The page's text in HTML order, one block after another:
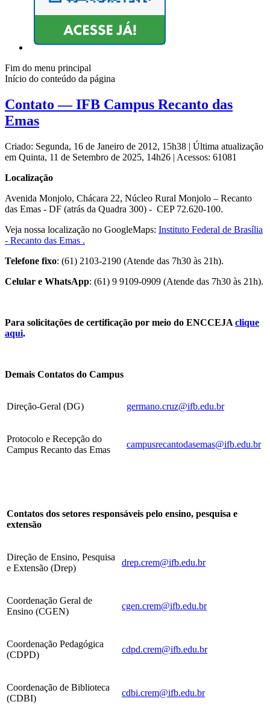
Fim do menu principal
Início do conteúdo da página
Contato — IFB Campus Recanto das
Emas
Criado: Segunda, 16 de Janeiro de 2012, 15h38 | Última atualização
em Quinta, 11 de Setembro de 2025, 14h26 | Acessos: 61081
Localização
Avenida Monjolo, Chácara 22, Núcleo Rural Monjolo – Recanto
das Emas - DF (atrás da Quadra 300) - CEP 72.620-100.
Veja nossa localização no GoogleMaps: Instituto Federal de Brasília
- Recanto das Emas .
Telefone fixo: (61) 2103-2190 (Atende das 7h30 às 21h).
Celular e WhatsApp: (61) 9 9109-0909 (Atende das 7h30 às 21h).
Para solicitações de certificação por meio do ENCCEJA clique
aqui.
Demais Contatos do Campus
Direção-Geral (DG) germano.cruz@ifb.edu.br
Protocolo e Recepção do
Campus Recanto das Emas
campusrecantodasemas@ifb.edu.br
Contatos dos setores responsáveis pelo ensino, pesquisa e
extensão
Direção de Ensino, Pesquisa
e Extensão (Drep)
drep.crem@ifb.edu.br
Coordenação Geral de
Ensino (CGEN)
cgen.crem@ifb.edu.br
Coordenação Pedagógica
(CDPD)
cdpd.crem@ifb.edu.br
Coordenação de Biblioteca
(CDBI)
cdbi.crem@ifb.edu.br